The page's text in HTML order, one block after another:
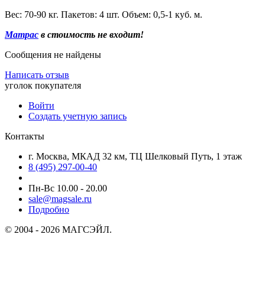
Вес: 70-90 кг. Пакетов: 4 шт. Объем: 0,5-1 куб. м.
Матрас в стоимость не входит!
Сообщения не найдены
Написать отзыв
уголок покупателя
Войти
Создать учетную запись
Контакты
г. Москва, МКАД 32 км, ТЦ Шелковый Путь, 1 этаж
8 (495) 297-00-40
Пн-Вс 10.00 - 20.00
sale@magsale.ru
Подробно
© 2004 - 2026 МАГСЭЙЛ.